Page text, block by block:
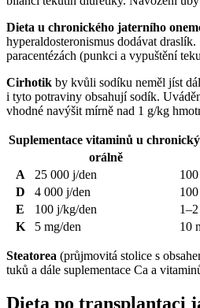
Dieta u chronického jaterního
hyperaldosteronismus dodávat
paracentézách (punkci a vypuštění
Cirhotik by kvůli sodíku neměl jíst
i tyto potraviny obsahují sodík.
vhodné navýšit mírně nad 1 g/kg
Suplementace vitaminů u
orálně
A
25 000 j/den
D
4 000 j/den
E
100 j/kg/den
K
5 mg/den 10
Steatorea (průjmovitá stolice s
tuků a dále suplementace Ca a
Dieta po transplantaci